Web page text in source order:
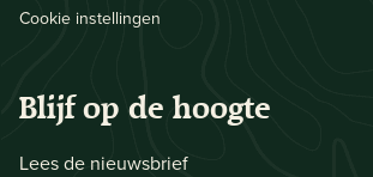
Cookie instellingen
Blijf op de hoogte
Lees de nieuwsbrief